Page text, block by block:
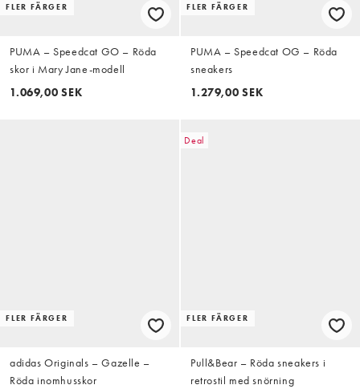
FLER FÄRGER
PUMA – Speedcat GO – Röda
skor i Mary Jane-modell
1.069,00 SEK
FLER FÄRGER
PUMA – Speedcat OG – Röda
sneakers
1.279,00 SEK
FLER FÄRGER
adidas Originals – Gazelle –
Röda inomhusskor
Deal
FLER FÄRGER
Pull&Bear – Röda sneakers i
retrostil med snörning